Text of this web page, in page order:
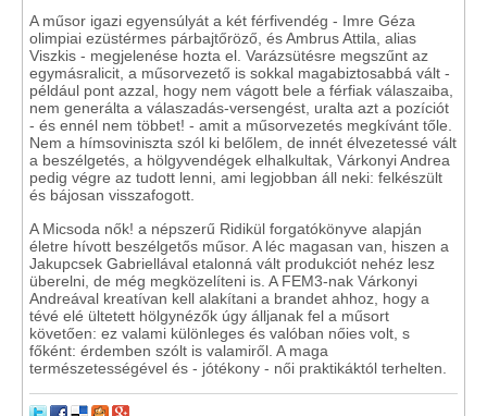
A műsor igazi egyensúlyát a két férfivendég - Imre Géza
olimpiai ezüstérmes párbajtőröző, és Ambrus Attila, alias
Viszkis - megjelenése hozta el. Varázsütésre megszűnt az
egymásralicit, a műsorvezető is sokkal magabiztosabbá vált -
például pont azzal, hogy nem vágott bele a férfiak válaszaiba,
nem generálta a válaszadás-versengést, uralta azt a pozíciót
- és ennél nem többet! - amit a műsorvezetés megkívánt tőle.
Nem a hímsoviniszta szól ki belőlem, de innét élvezetessé vált
a beszélgetés, a hölgyvendégek elhalkultak, Várkonyi Andrea
pedig végre az tudott lenni, ami legjobban áll neki: felkészült
és bájosan visszafogott.
A Micsoda nők! a népszerű Ridikül forgatókönyve alapján
életre hívott beszélgetős műsor. A léc magasan van, hiszen a
Jakupcsek Gabriellával etalonná vált produkciót nehéz lesz
überelni, de még megközelíteni is. A FEM3-nak Várkonyi
Andreával kreatívan kell alakítani a brandet ahhoz, hogy a
tévé elé ültetett hölgynézők úgy álljanak fel a műsort
követően: ez valami különleges és valóban nőies volt, s
főként: érdemben szólt is valamiről. A maga
természetességével és - jótékony - női praktikáktól terhelten.